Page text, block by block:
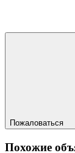
Пожаловаться
Похожие